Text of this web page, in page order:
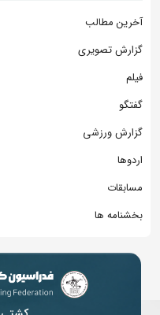
آخرین مطالب
گزارش تصویری
فیلم
گفتگو
گزارش ورزشی
اردوها
مسابقات
بخشنامه ها